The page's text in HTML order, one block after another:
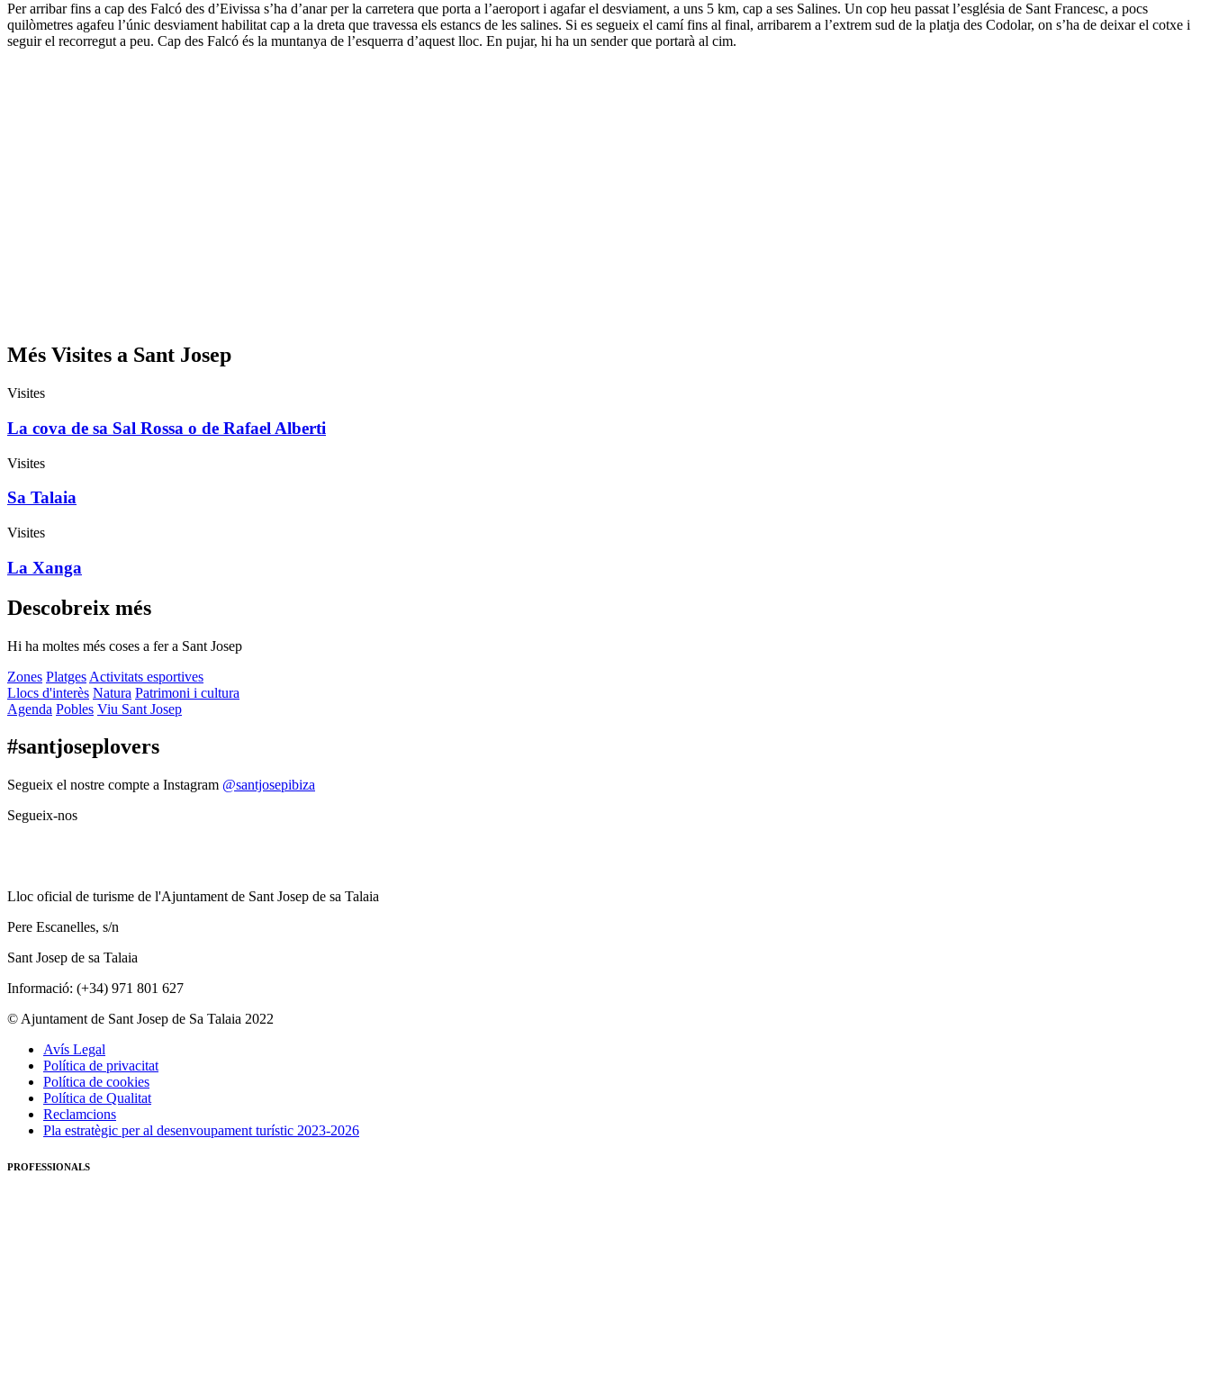
Per arribar fins a cap des Falcó des d’Eivissa s’ha d’anar per la carretera que porta a l’aeroport i agafar el desviament, a uns 5 km, cap a ses Salines. Un cop heu passat l’església de Sant Francesc, a pocs
quilòmetres agafeu l’únic desviament habilitat cap a la dreta que travessa els estancs de les salines. Si es segueix el camí fins al final, arribarem a l’extrem sud de la platja des Codolar, on s’ha de deixar el cotxe i
seguir el recorregut a peu. Cap des Falcó és la muntanya de l’esquerra d’aquest lloc. En pujar, hi ha un sender que portarà al cim.
Més Visites a Sant Josep
Visites
La cova de sa Sal Rossa o de Rafael Alberti
Visites
Sa Talaia
Visites
La Xanga
Descobreix més
Hi ha moltes més coses a fer a Sant Josep
Zones Platges Activitats esportives
Llocs d'interès Natura Patrimoni i cultura
Agenda Pobles Viu Sant Josep
#santjoseplovers
Segueix el nostre compte a Instagram @santjosepibiza
Segueix-nos
Lloc oficial de turisme de l'Ajuntament de Sant Josep de sa Talaia
Pere Escanelles, s/n
Sant Josep de sa Talaia
Informació: (+34) 971 801 627
© Ajuntament de Sant Josep de Sa Talaia 2022
Avís Legal
Política de privacitat
Política de cookies
Política de Qualitat
Reclamcions
Pla estratègic per al desenvoupament turístic 2023-2026
PROFESSIONALS